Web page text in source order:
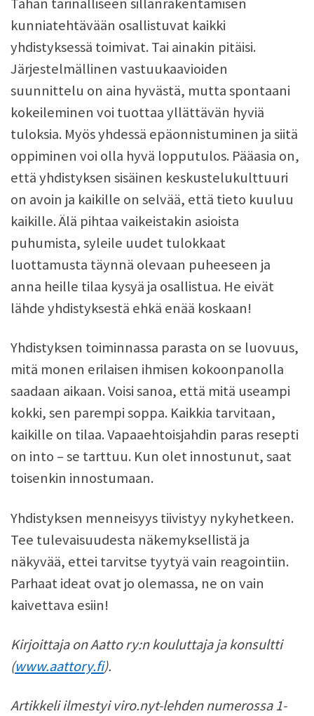
kunniatehtävään osallistuvat kaikki
yhdistyksessä toimivat. Tai ainakin pitäisi.
Järjestelmällinen vastuukaavioiden
suunnittelu on aina hyvästä, mutta spontaani
kokeileminen voi tuottaa yllättävän hyviä
tuloksia. Myös yhdessä epäonnistuminen ja siitä
oppiminen voi olla hyvä lopputulos. Pääasia on,
että yhdistyksen sisäinen keskustelukulttuuri
on avoin ja kaikille on selvää, että tieto kuuluu
kaikille. Älä pihtaa vaikeistakin asioista
puhumista, syleile uudet tulokkaat
luottamusta täynnä olevaan puheeseen ja
anna heille tilaa kysyä ja osallistua. He eivät
lähde yhdistyksestä ehkä enää koskaan!
Yhdistyksen toiminnassa parasta on se luovuus,
mitä monen erilaisen ihmisen kokoonpanolla
saadaan aikaan. Voisi sanoa, että mitä useampi
kokki, sen parempi soppa. Kaikkia tarvitaan,
kaikille on tilaa. Vapaaehtoisjahdin paras resepti
on into – se tarttuu. Kun olet innostunut, saat
toisenkin innostumaan.
Yhdistyksen menneisyys tiivistyy nykyhetkeen.
Tee tulevaisuudesta näkemyksellistä ja
näkyvää, ettei tarvitse tyytyä vain reagointiin.
Parhaat ideat ovat jo olemassa, ne on vain
kaivettava esiin!
Kirjoittaja on Aatto ry:n kouluttaja ja konsultti
(www.aattory.fi).
Artikkeli ilmestyi viro.nyt-lehden numerossa 1-